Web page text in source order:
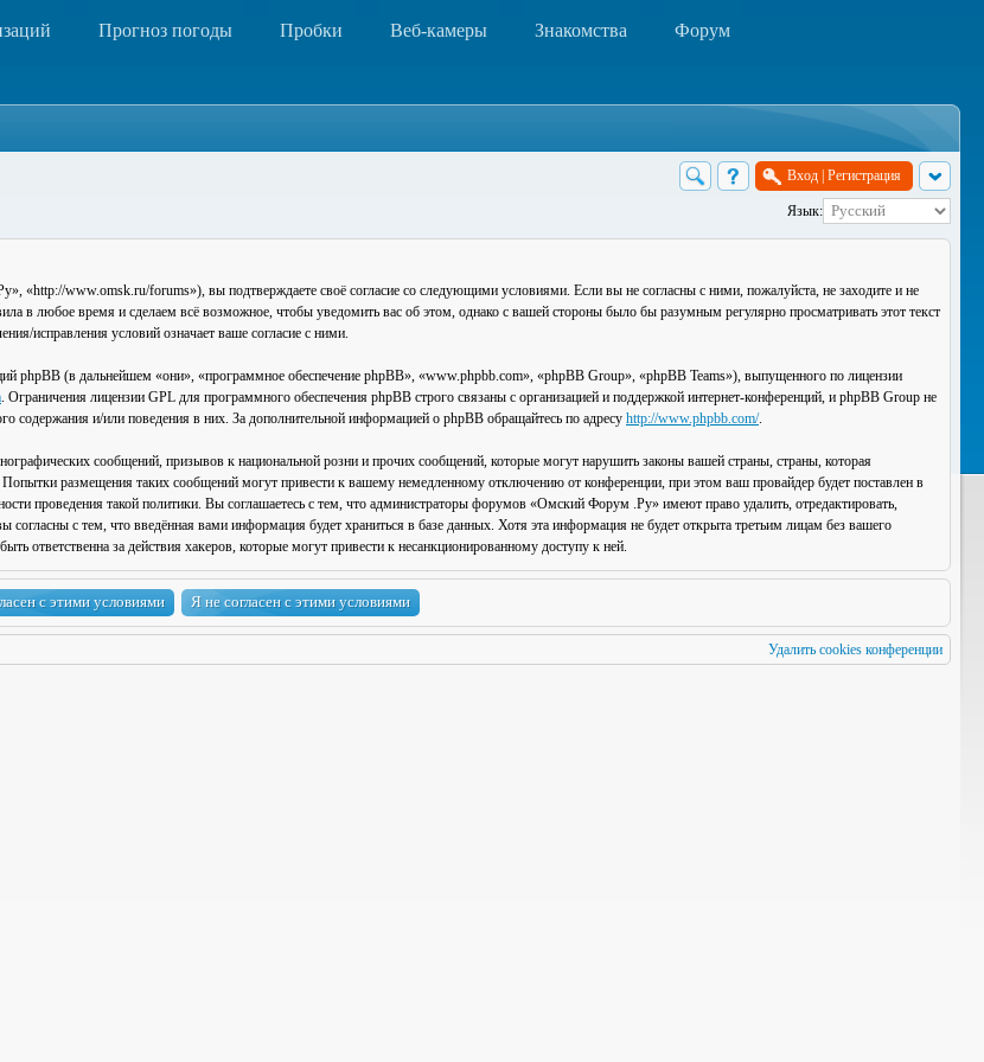
Прогноз погоды Пробки Веб-камеры Знакомства Форум
Вход Регистрация
Язык:
www.omsk.ru/forums»), вы подтверждаете своё согласие со следующими условиями. Если вы не согласны с ними, пожалуйста, не заходите и не
в любое время и сделаем всё возможное, чтобы уведомить вас об этом, однако с вашей стороны было бы разумным регулярно просматривать этот текст
исправления условий означает ваше согласие с ними.
phpBB (в дальнейшем «они», «программное обеспечение phpBB», «www.phpbb.com», «phpBB Group», «phpBB Teams»), выпущенного по лицензии
. Ограничения лицензии GPL для программного обеспечения phpBB строго связаны с организацией и поддержкой интернет-конференций, и phpBB Group не
содержания и/или поведения в них. За дополнительной информацией о phpBB обращайтесь по адресу http://www.phpbb.com/.
сообщений, призывов к национальной розни и прочих сообщений, которые могут нарушить законы вашей страны, страны, которая
размещения таких сообщений могут привести к вашему немедленному отключению от конференции, при этом ваш провайдер будет поставлен в
проведения такой политики. Вы соглашаетесь с тем, что администраторы форумов «Омский Форум .Ру» имеют право удалить, отредактировать,
с тем, что введённая вами информация будет храниться в базе данных. Хотя эта информация не будет открыта третьим лицам без вашего
за действия хакеров, которые могут привести к несанкционированному доступу к ней.
Удалить cookies конференции